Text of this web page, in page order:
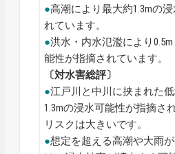
●高潮により最大約1.3mの
れています。
●洪水・内水氾濫により
能性が指摘されています。
〔対水害総評〕
●江戸川と中川に挟まれた
1.3mの浸水可能性が指摘さ
リスクは大きいです。
●想定を超える高潮や大雨